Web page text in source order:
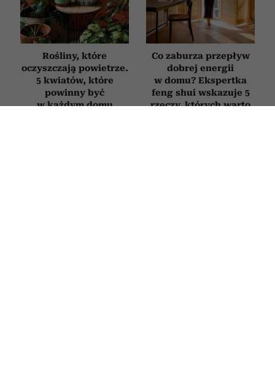
Rośliny, które
oczyszczają powietrze.
5 kwiatów, które
powinny być
w każdym domu
Co zaburza przepływ
dobrej energii
w domu? Ekspertka
feng shui wskazuje 5
rzeczy, których warto